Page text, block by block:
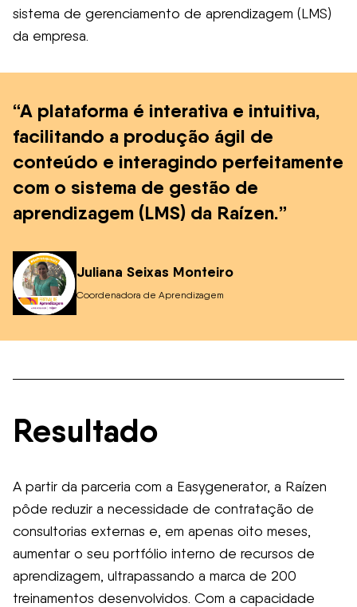
sistema de gerenciamento de aprendizagem (LMS)
da empresa.
“A plataforma é interativa e intuitiva,
facilitando a produção ágil de
conteúdo e interagindo perfeitamente
com o sistema de gestão de
aprendizagem (LMS) da Raízen.”
Juliana Seixas Monteiro
Coordenadora de Aprendizagem
Resultado
A partir da parceria com a Easygenerator, a Raízen
pôde reduzir a necessidade de contratação de
consultorias externas e, em apenas oito meses,
aumentar o seu portfólio interno de recursos de
aprendizagem, ultrapassando a marca de 200
treinamentos desenvolvidos. Com a capacidade